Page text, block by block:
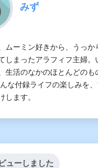
みず
ムーミン好きから、うっか
しまったアラフィフ主婦。
生活のなかのほとんどのも
な付録ライフの楽しみを
します。
ューしました